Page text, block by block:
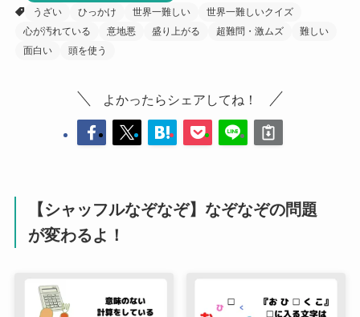
うざい
ひっかけ 世界一難しい
世界一難しいクイズ
心が汚れている
意地悪 盛り上がる 超難問・激ムズ
難しい
面白い
頭を使う
よかったらシェアしてね！
【シャッフルなぞなぞ】なぞなぞの問題
が変わるよ！